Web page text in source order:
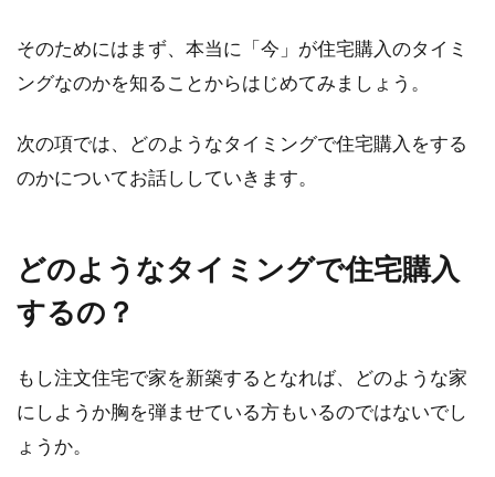
入居したいマンションを選ぶとき、お部屋の間
取りや内装、家賃、立地などが重要ポイントに
に！人気の和モダンとは？
そのためにはまず、本当に「今」が住宅購入のタイミ
ングなのかを知ることからはじめてみましょう。
次の項では、どのようなタイミングで住宅購入をする
のかについてお話ししていきます。
どのようなタイミングで住宅購入
するの？
もし注文住宅で家を新築するとなれば、どのような家
にしようか胸を弾ませている方もいるのではないでし
ょうか。